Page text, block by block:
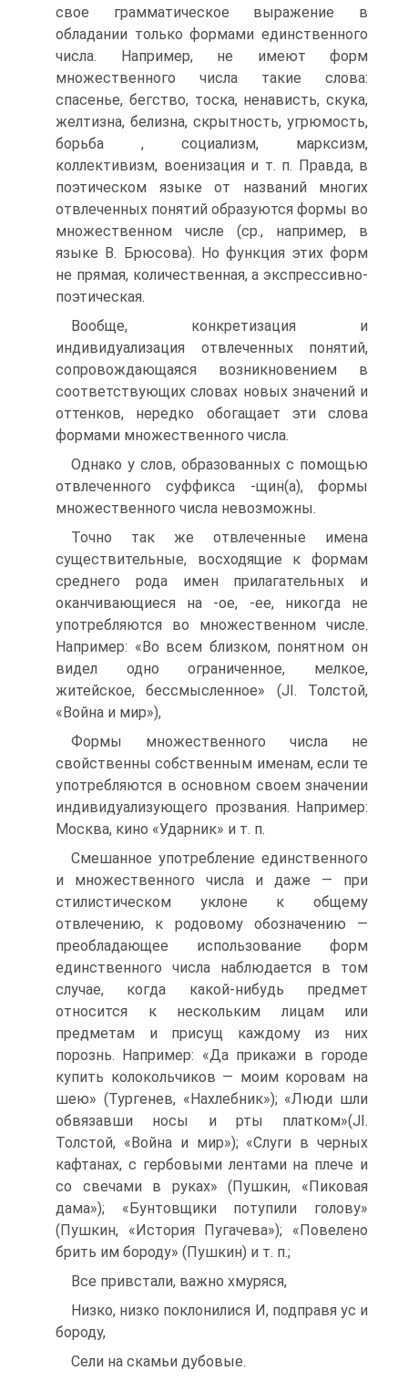
свое грамматическое выражение в
обладании только формами единственного
числа. Например, не имеют форм
множественного числа такие слова:
спасенье, бегство, тоска, ненависть, скука,
желтизна, белизна, скрытность, угрюмость,
борьба , социализм, марксизм,
коллективизм, военизация и т. п. Правда, в
поэтическом языке от названий многих
отвлеченных понятий образуются формы во
множественном числе (ср., например, в
языке В. Брюсова). Но функция этих форм
не прямая, количественная, а экспрессивно-
поэтическая.
Вообще, конкретизация и
индивидуализация отвлеченных понятий,
сопровождающаяся возникновением в
соответствующих словах новых значений и
оттенков, нередко обогащает эти слова
формами множественного числа.
Однако у слов, образованных с помощью
отвлеченного суффикса -щин(а), формы
множественного числа невозможны.
Точно так же отвлеченные имена
существительные, восходящие к формам
среднего рода имен прилагательных и
оканчивающиеся на -ое, -ее, никогда не
употребляются во множественном числе.
Например: «Во всем близком, понятном он
видел одно ограниченное, мелкое,
житейское, бессмысленное» (JI. Толстой,
«Война и мир»),
Формы множественного числа не
свойственны собственным именам, если те
употребляются в основном своем значении
индивидуализующего прозвания. Например:
Москва, кино «Ударник» и т. п.
Смешанное употребление единственного
и множественного числа и даже — при
стилистическом уклоне к общему
отвлечению, к родовому обозначению —
преобладающее использование форм
единственного числа наблюдается в том
случае, когда какой-нибудь предмет
относится к нескольким лицам или
предметам и присущ каждому из них
порознь. Например: «Да прикажи в городе
купить колокольчиков — моим коровам на
шею» (Тургенев, «Нахлебник»); «Люди шли
обвязавши носы и рты платком»(JI.
Толстой, «Война и мир»); «Слуги в черных
кафтанах, с гербовыми лентами на плече и
со свечами в руках» (Пушкин, «Пиковая
дама»); «Бунтовщики потупили голову»
(Пушкин, «История Пугачева»); «Повелено
брить им бороду» (Пушкин) и т. п.;
Все привстали, важно хмуряся,
Низко, низко поклонилися И, подправя ус и
бороду,
Сели на скамьи дубовые.